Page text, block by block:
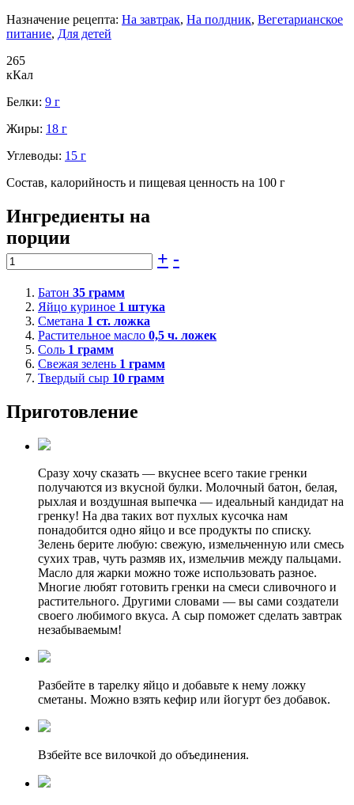
Назначение рецепта: На завтрак, На полдник, Вегетарианское
питание, Для детей
265
кКал
Белки: 9 г
Жиры: 18 г
Углеводы: 15 г
Состав, калорийность и пищевая ценность на 100 г
Ингредиенты на
порции
+ -
Батон 35 грамм
Яйцо куриное 1 штука
Сметана 1 ст. ложка
Растительное масло 0,5 ч. ложек
Соль 1 грамм
Свежая зелень 1 грамм
Твердый сыр 10 грамм
Приготовление
Сразу хочу сказать — вкуснее всего такие гренки
получаются из вкусной булки. Молочный батон, белая,
рыхлая и воздушная выпечка — идеальный кандидат на
гренку! На два таких вот пухлых кусочка нам
понадобится одно яйцо и все продукты по списку.
Зелень берите любую: свежую, измельченную или смесь
сухих трав, чуть размяв их, измельчив между пальцами.
Масло для жарки можно тоже использовать разное.
Многие любят готовить гренки на смеси сливочного и
растительного. Другими словами — вы сами создатели
своего любимого вкуса. А сыр поможет сделать завтрак
незабываемым!
Разбейте в тарелку яйцо и добавьте к нему ложку
сметаны. Можно взять кефир или йогурт без добавок.
Взбейте все вилочкой до объединения.